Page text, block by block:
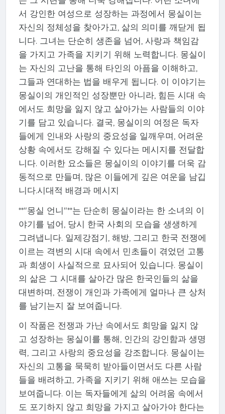
서 강인한 여성으로 성장하는 과정에서 몽실이는
자신의 정체성을 찾아가고, 삶의 의미를 깨닫게 됩
니다. 그녀는 단순히 생존을 넘어, 사랑과 책임감
을 가지고 가족을 지키기 위해 노력합니다. 몽실이
는 자신의 고난을 통해 타인의 아픔을 이해하고,
그들과 연대하는 법을 배우게 됩니다. 이 이야기는
몽실이의 개인적인 성장뿐만 아니라, 힘든 시대 속
에서도 희망을 잃지 않고 살아가는 사람들의 이야
기를 담고 있습니다. 결국, 몽실이의 여정은 독자
들에게 인내와 사랑의 중요성을 일깨우며, 어려운
상황 속에서도 강해질 수 있다는 메시지를 전달합
니다. 이러한 요소들은 몽실이의 이야기를 더욱 감
동적으로 만들며, 많은 이들에게 깊은 여운을 남깁
니다.시대적 배경과 메시지
**"몽실 언니"**는 단순히 몽실이라는 한 소녀의 이
야기를 넘어, 당시 한국 사회의 모습을 생생하게
그려냅니다. 일제강점기, 해방, 그리고 한국 전쟁에
이르는 격변의 시대 속에서 민초들이 겪었던 고통
과 희생이 사실적으로 묘사되어 있습니다. 몽실이
의 삶은 그 시대를 살아간 많은 한국인들의 삶을
대변하며, 전쟁이 개인과 가족에게 얼마나 큰 상처
를 남기는지 잘 보여줍니다.
이 작품은 전쟁과 가난 속에서도 희망을 잃지 않
고 성장하는 몽실이를 통해, 인간의 강인함과 생명
력, 그리고 사랑의 중요성을 강조합니다. 몽실이는
자신의 고통을 묵묵히 받아들이면서도 다른 사람
들을 배려하고, 가족을 지키기 위해 애쓰는 모습을
보여줍니다. 이는 독자들에게 삶의 어려움 속에서
도 포기하지 않고 희망을 가지고 살아가야 한다는